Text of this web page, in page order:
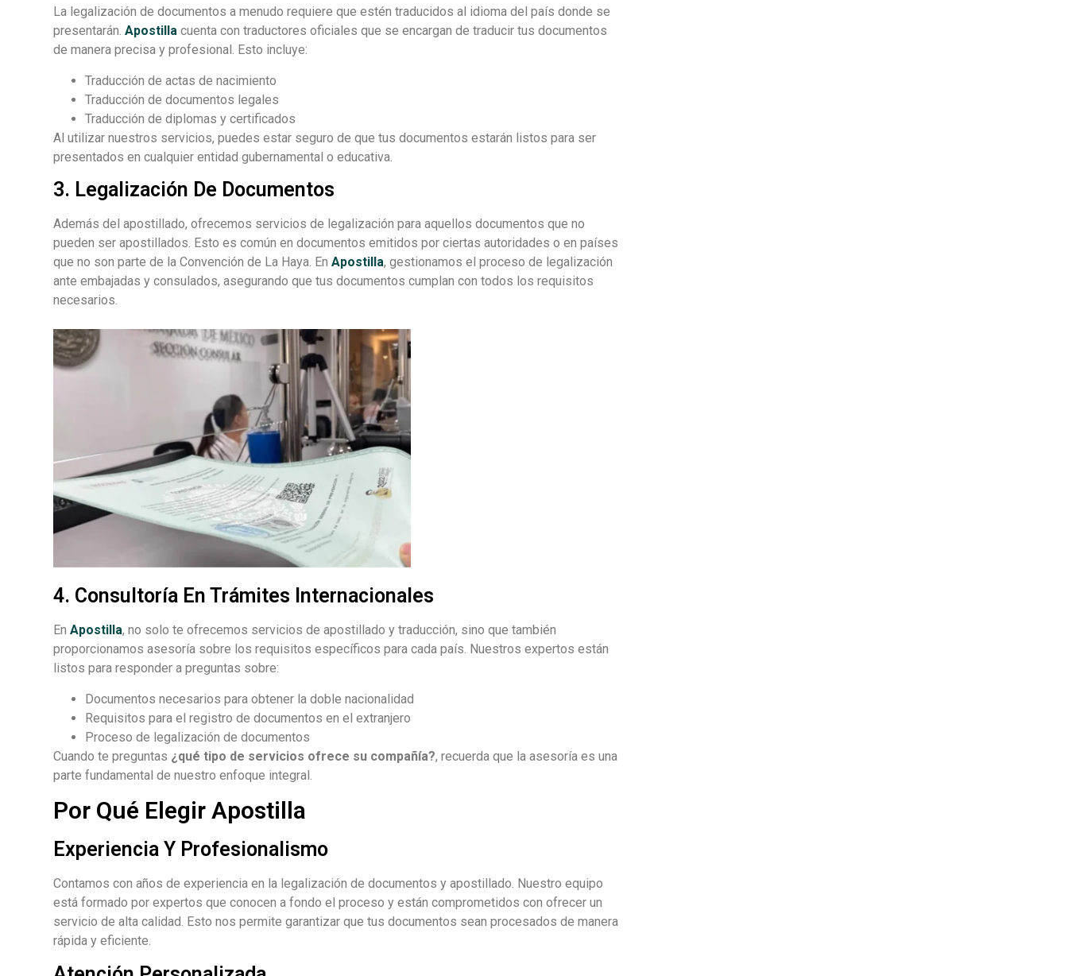
La legalización de documentos a menudo requiere que estén traducidos al idioma del país donde se
presentarán.Apostilla cuenta con traductores oficiales que se encargan de traducir tus documentos
de manera precisa y profesional. Esto incluye:
Traducción de actas de nacimiento
Traducción de documentos legales
Traducción de diplomas y certificados
Al utilizar nuestros servicios, puedes estar seguro de que tus documentos estarán listos para ser
presentados en cualquier entidad gubernamental o educativa.
3. Legalización De Documentos
Además del apostillado, ofrecemos servicios de legalización para aquellos documentos que no
pueden ser apostillados. Esto es común en documentos emitidos por ciertas autoridades o en países
que no son parte de la Convención de La Haya. EnApostilla, gestionamos el proceso de legalización
ante embajadas y consulados, asegurando que tus documentos cumplan con todos los requisitos
necesarios.
4. Consultoría En Trámites Internacionales
EnApostilla, no solo te ofrecemos servicios de apostillado y traducción, sino que también
proporcionamos asesoría sobre los requisitos específicos para cada país. Nuestros expertos están
listos para responder a preguntas sobre:
Documentos necesarios para obtener la doble nacionalidad
Requisitos para el registro de documentos en el extranjero
Proceso de legalización de documentos
Cuando te preguntas ¿qué tipo de servicios ofrece su compañía?, recuerda que la asesoría es una
parte fundamental de nuestro enfoque integral.
Por Qué Elegir Apostilla
Experiencia Y Profesionalismo
Contamos con años de experiencia en la legalización de documentos y apostillado. Nuestro equipo
está formado por expertos que conocen a fondo el proceso y están comprometidos con ofrecer un
servicio de alta calidad. Esto nos permite garantizar que tus documentos sean procesados de manera
rápida y eficiente.